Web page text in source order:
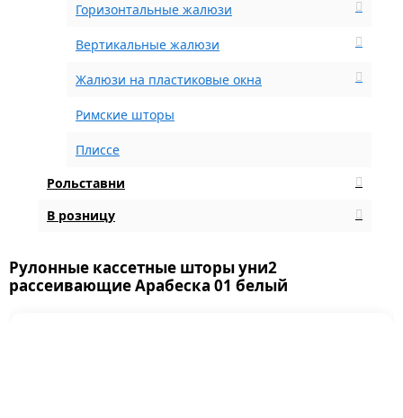
Горизонтальные жалюзи
Вертикальные жалюзи
Жалюзи на пластиковые окна
Римские шторы
Плиссе
Рольставни
В розницу
Рулонные кассетные шторы уни2
рассеивающие Арабеска 01 белый